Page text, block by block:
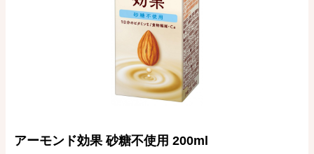
アーモンド効果 砂糖不使用 200ml